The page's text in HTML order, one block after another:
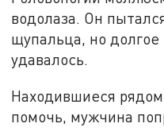
водолаза. Он
щупальца, но долгое
удавалось.
Находившиеся
помочь, мужчина